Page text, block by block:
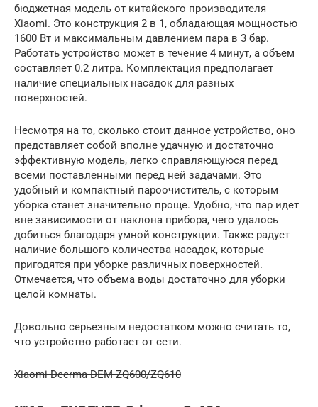
бюджетная модель от китайского производителя
Xiaomi. Это конструкция 2 в 1, обладающая мощностью
1600 Вт и максимальным давлением пара в 3 бар.
Работать устройство может в течение 4 минут, а объем
составляет 0.2 литра. Комплектация предполагает
наличие специальных насадок для разных
поверхностей.
Несмотря на то, сколько стоит данное устройство, оно
представляет собой вполне удачную и достаточно
эффективную модель, легко справляющуюся перед
всеми поставленными перед ней задачами. Это
удобный и компактный пароочиститель, с которым
уборка станет значительно проще. Удобно, что пар идет
вне зависимости от наклона прибора, чего удалось
добиться благодаря умной конструкции. Также радует
наличие большого количества насадок, которые
пригодятся при уборке различных поверхностей.
Отмечается, что объема воды достаточно для уборки
целой комнаты.
Довольно серьезным недостатком можно считать то,
что устройство работает от сети.
Xiaomi Deerma DEM-ZQ600/ZQ610